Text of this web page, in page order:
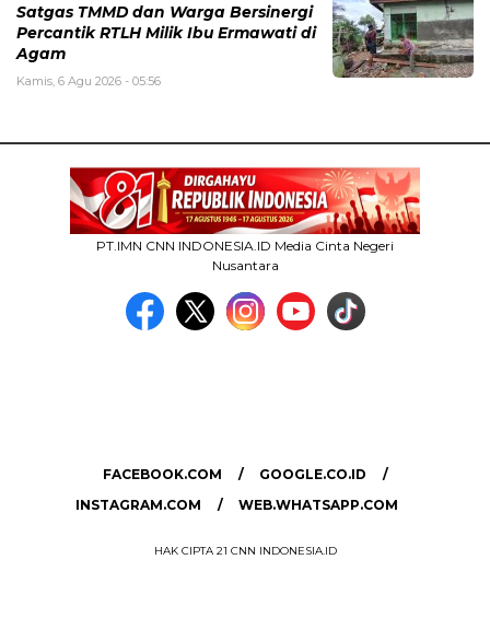
Satgas TMMD dan Warga Bersinergi
Percantik RTLH Milik Ibu Ermawati di
Agam
Kamis, 6 Agu 2026 - 05:56
PT.IMN CNN INDONESIA.ID Media Cinta Negeri
Nusantara
FACEBOOK.COM
GOOGLE.CO.ID
INSTAGRAM.COM
WEB.WHATSAPP.COM
HAK CIPTA 21 CNN INDONESIA.ID